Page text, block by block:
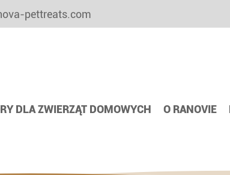
pettreats.com
DLA ZWIERZĄT DOMOWYCH O RANOVIE